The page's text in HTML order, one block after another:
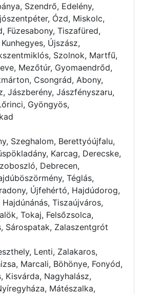
Szendrő, Edelény,
Ózd, Miskolc,
Füzesabony, Tiszafüred,
Újszász,
Szolnok, Martfű,
Mezőtúr, Gyomaendrőd,
Csongrád, Abony,
Jászberény, Jászfényszaru,
Gyöngyös,
Szeghalom, Berettyóújfalu,
Karcag, Derecske,
Debrecen,
Téglás,
Újfehértó, Hajdúdorog,
Tiszaújváros,
Tokaj, Felsőzsolca,
Sárospatak, Zalaszentgrót
Lenti, Zalakaros,
Marcali, Böhönye, Fonyód,
Kisvárda, Nagyhalász,
Mátészalka,